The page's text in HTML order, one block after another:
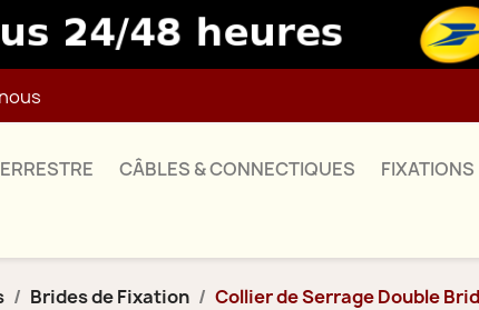
CÂBLES & CONNECTIQUES FIXATIONS
Brides de Fixation Collier de Serrage Double